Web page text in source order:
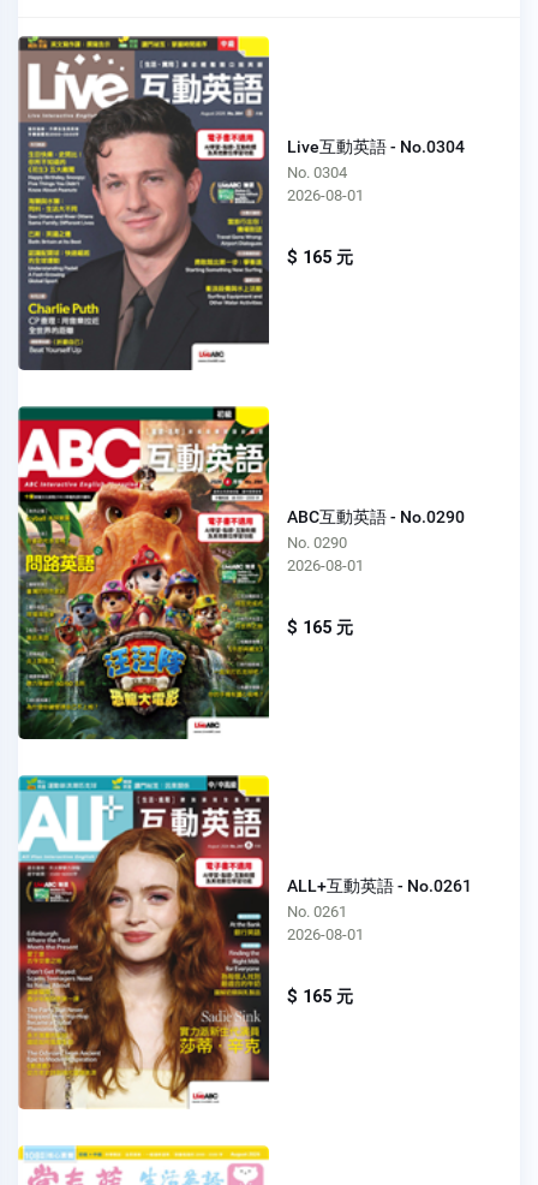
Live互動英語 - No.0304
No. 0304
2026-08-01
$ 165 元
ABC互動英語 - No.0290
No. 0290
2026-08-01
$ 165 元
ALL+互動英語 - No.0261
No. 0261
2026-08-01
$ 165 元